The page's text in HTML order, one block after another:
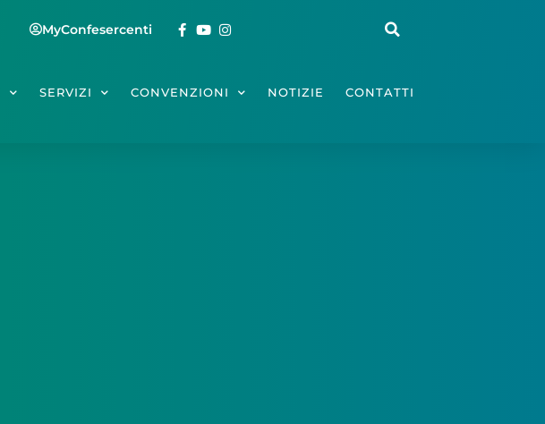
MyConfesercenti
SERVIZI CONVENZIONI NOTIZIE CONTATTI